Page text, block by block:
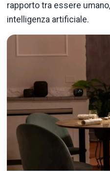
rapporto tra essere
intelligenza artificiale.